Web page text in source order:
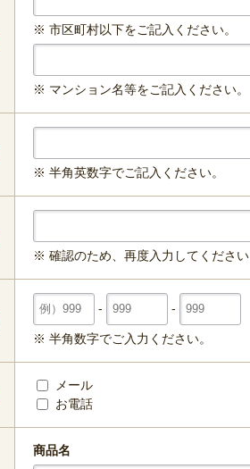
※ 市区町村以下をご記入ください。
※ マンション名等をご記入ください。
※ 半角英数字でご記入ください。
※ 確認のため、再度入力してください
- -
※ 半角数字でご入力ください。
メール
お電話
商品名